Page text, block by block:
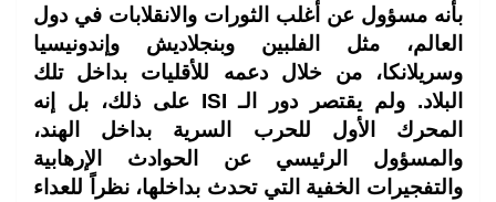
بأنه مسؤول عن أغلب الثورات والانقلابات في دول
العالم، مثل الفلبين وبنجلاديش وإندونيسيا
وسريلانكا، من خلال دعمه للأقليات بداخل تلك
البلاد. ولم يقتصر دور الـ ISI على ذلك، بل إنه
المحرك الأول للحرب السرية بداخل الهند،
والمسؤول الرئيسي عن الحوادث الإرهابية
والتفجيرات الخفية التي تحدث بداخلها، نظراً للعداء